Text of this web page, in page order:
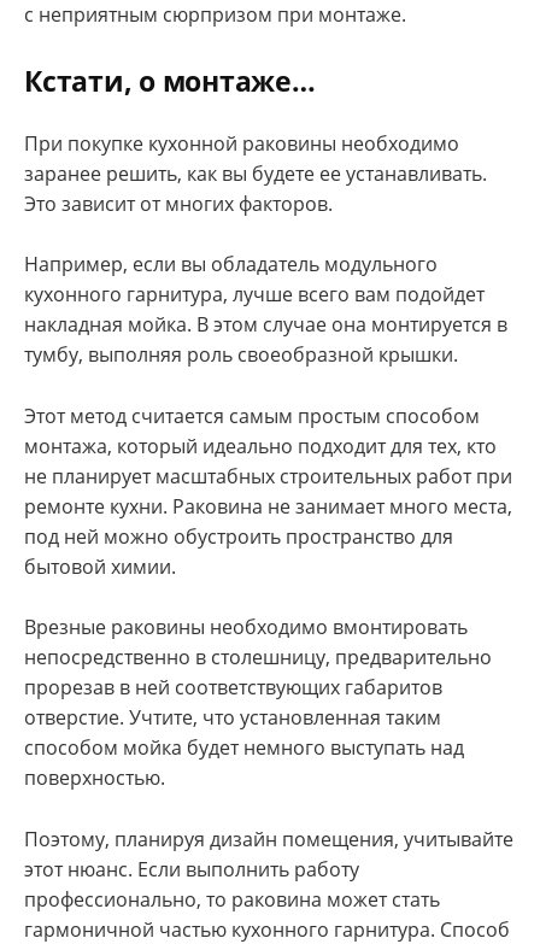
с неприятным сюрпризом при монтаже.
Кстати, о монтаже…
При покупке кухонной раковины необходимо
заранее решить, как вы будете ее устанавливать.
Это зависит от многих факторов.
Например, если вы обладатель модульного
кухонного гарнитура, лучше всего вам подойдет
накладная мойка. В этом случае она монтируется в
тумбу, выполняя роль своеобразной крышки.
Этот метод считается самым простым способом
монтажа, который идеально подходит для тех, кто
не планирует масштабных строительных работ при
ремонте кухни. Раковина не занимает много места,
под ней можно обустроить пространство для
бытовой химии.
Врезные раковины необходимо вмонтировать
непосредственно в столешницу, предварительно
прорезав в ней соответствующих габаритов
отверстие. Учтите, что установленная таким
способом мойка будет немного выступать над
поверхностью.
Поэтому, планируя дизайн помещения, учитывайте
этот нюанс. Если выполнить работу
профессионально, то раковина может стать
гармоничной частью кухонного гарнитура. Способ